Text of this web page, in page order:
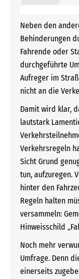
Neben den
Behinderungen
Fahrende oder
durchgeführte
Aufreger im
nicht an die
Damit wird klar,
lautstark
Verkehrsregeln
Sicht Grund
tun, aufzuregen.
hinter den
Regeln halten
versammeln:
Hinweisschild
Noch mehr
Umfrage. Denn
einerseits